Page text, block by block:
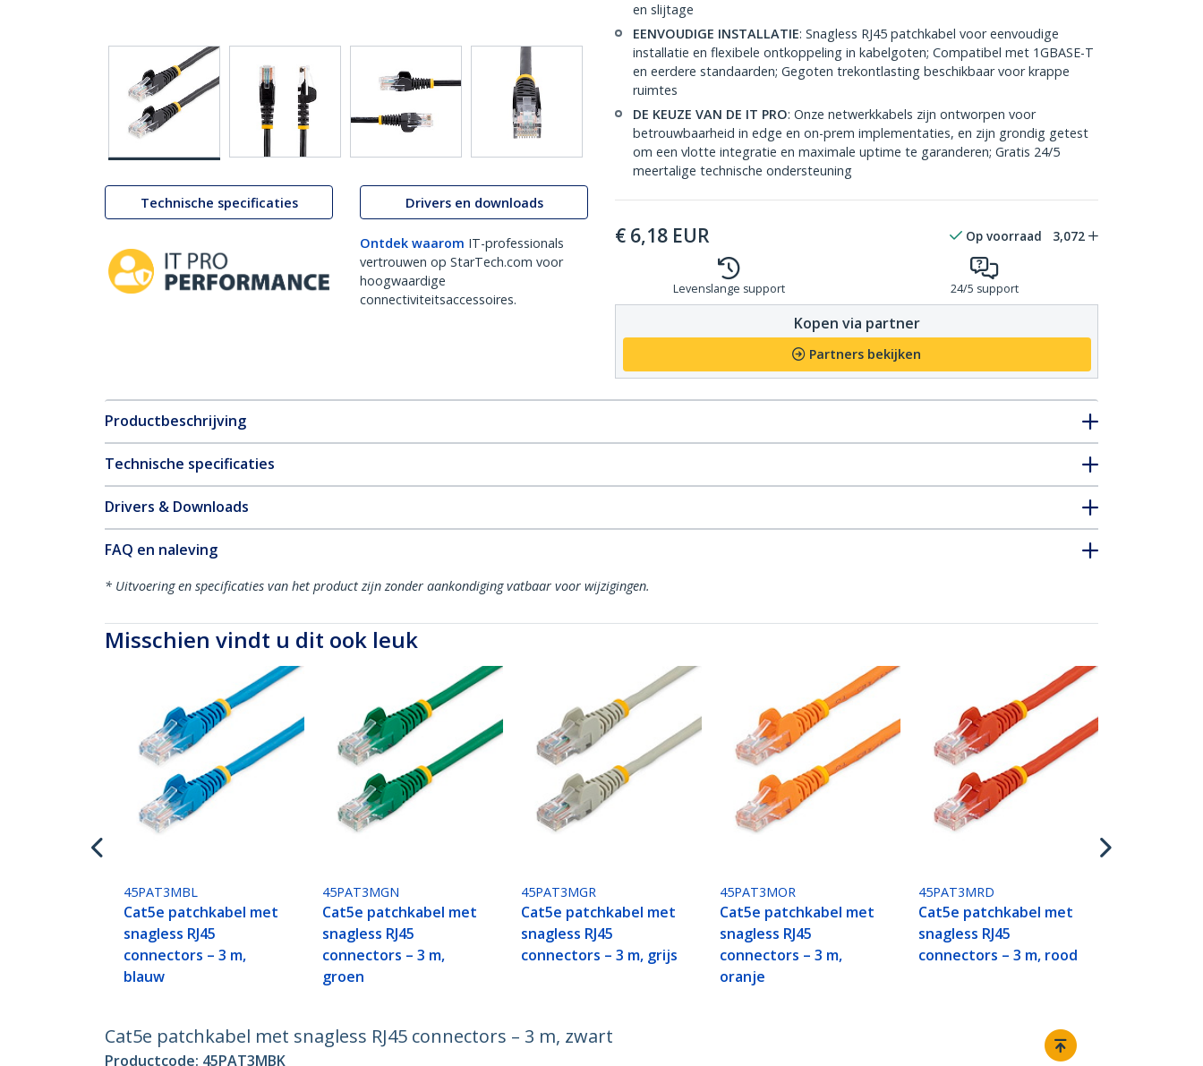
Technische specificaties Drivers en downloads
Ontdek waarom IT-professionals
vertrouwen op StarTech.com voor
hoogwaardige
connectiviteitsaccessoires.
en slijtage
EENVOUDIGE INSTALLATIE: Snagless RJ45 patchkabel voor eenvoudige
installatie en flexibele ontkoppeling in kabelgoten; Compatibel met 1GBASE-T
en eerdere standaarden; Gegoten trekontlasting beschikbaar voor krappe
ruimtes
DE KEUZE VAN DE IT PRO: Onze netwerkkabels zijn ontworpen voor
betrouwbaarheid in edge en on-prem implementaties, en zijn grondig getest
om een vlotte integratie en maximale uptime te garanderen; Gratis 24/5
meertalige technische ondersteuning
€ 6,18 EUR Op voorraad 3,072
Levenslange support 24/5 support
Kopen via partner
Partners bekijken
Productbeschrijving
Technische specificaties
Drivers & Downloads
FAQ en naleving
* Uitvoering en specificaties van het product zijn zonder aankondiging vatbaar voor wijzigingen.
Misschien vindt u dit ook leuk
45PAT3MBL
Cat5e patchkabel met
snagless RJ45
connectors – 3 m,
blauw
45PAT3MGN
Cat5e patchkabel met
snagless RJ45
connectors – 3 m,
groen
45PAT3MGR
Cat5e patchkabel met
snagless RJ45
connectors – 3 m, grijs
45PAT3MOR
Cat5e patchkabel met
snagless RJ45
connectors – 3 m,
oranje
45PAT3MRD
Cat5e patchkabel met
snagless RJ45
connectors – 3 m, rood
Cat5e patchkabel met snagless RJ45 connectors – 3 m, zwart
Productcode: 45PAT3MBK